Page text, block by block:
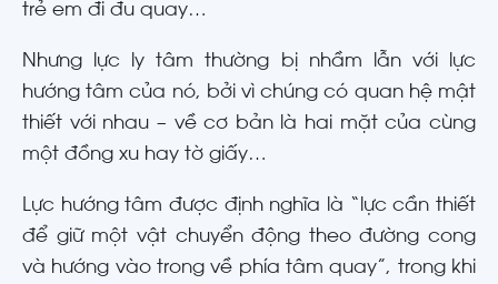
trẻ em đi đu quay…
Nhưng lực ly tâm thường bị nhầm lẫn với lực
hướng tâm của nó, bởi vì chúng có quan hệ mật
thiết với nhau – về cơ bản là hai mặt của cùng
một đồng xu hay tờ giấy…
Lực hướng tâm được định nghĩa là “lực cần thiết
để giữ một vật chuyển động theo đường cong
và hướng vào trong về phía tâm quay”, trong khi